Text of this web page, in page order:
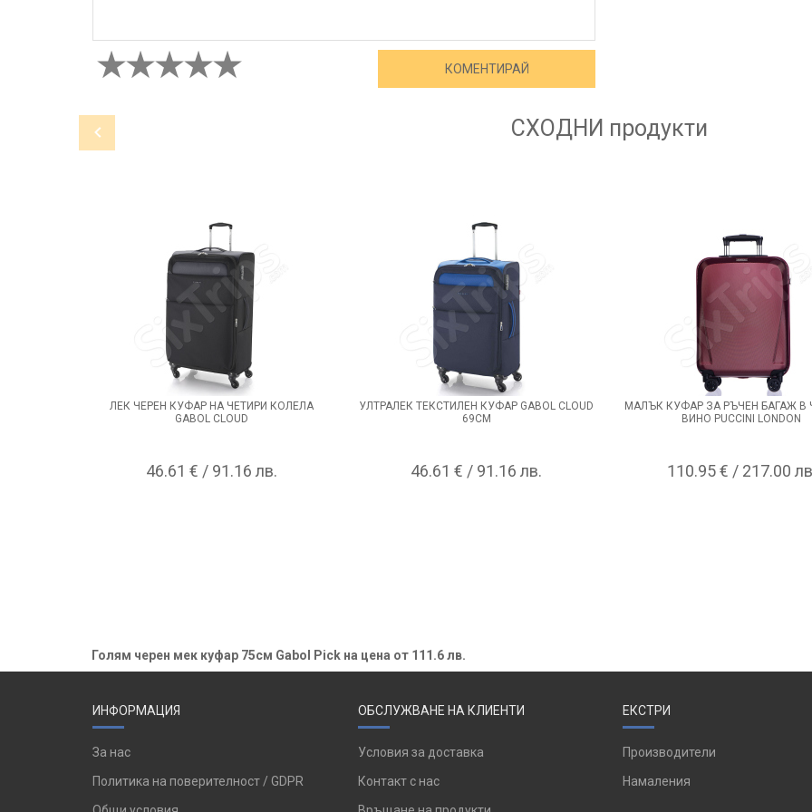
СХОДНИ продукти
ЛЕК ЧЕРЕН КУФАР НА ЧЕТИРИ КОЛЕЛА
GABOL CLOUD
46.61 € / 91.16 лв.
УЛТРАЛЕК ТЕКСТИЛЕН КУФАР GABOL CLOUD
69СМ
46.61 € / 91.16 лв.
МАЛЪК КУФАР ЗА РЪЧЕН БАГАЖ В
ВИНО PUCCINI LONDON
110.95 € / 217.00
Голям черен мек куфар 75см Gabol Pick на цена от 111.6 лв.
ИНФОРМАЦИЯ
За нас
Политика на поверителност / GDPR
ОБСЛУЖВАНЕ НА КЛИЕНТИ
Условия за доставка
Контакт с нас
ЕКСТРИ
Производители
Намаления